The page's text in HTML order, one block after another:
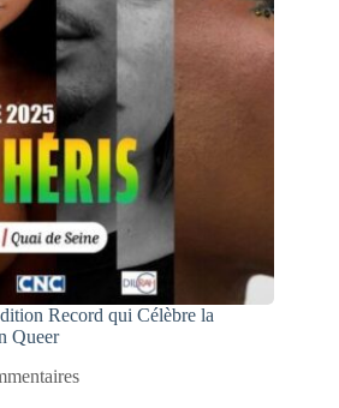
Record qui Célèbre la
Queer